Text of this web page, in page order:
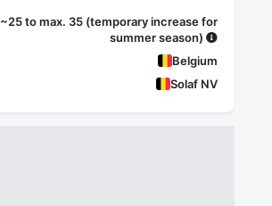
~25 to max. 35 (temporary increase for
summer season)
Belgium
Solaf NV